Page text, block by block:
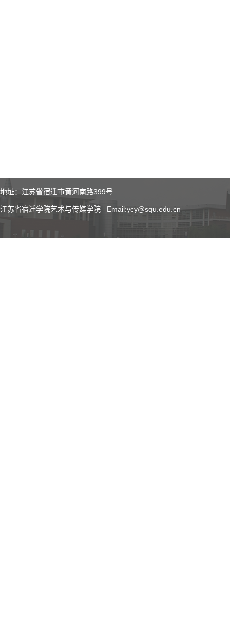
地址：江苏省宿迁市黄河南路399号
江苏省宿迁学院艺术与传媒学院 Email:ycy@squ.edu.cn